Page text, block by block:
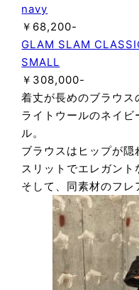
navy
￥68,200-
GLAM SLAM
SMALL
￥308,000-
着丈が長めのブラウス
ライトウールのネイ
ル。
ブラウスはヒップが
スリットでエレガント
そして、同素材のフレ